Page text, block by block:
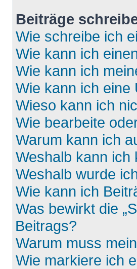
Beiträge
Wie schreibe ich
Wie kann ich
Wie kann ich
Wie kann ich eine
Wieso kann ich
Wie bearbeite
Warum kann ich
Weshalb kann ich
Weshalb wurde
Wie kann ich
Was bewirkt die
Beitrags?
Warum muss
Wie markiere ich